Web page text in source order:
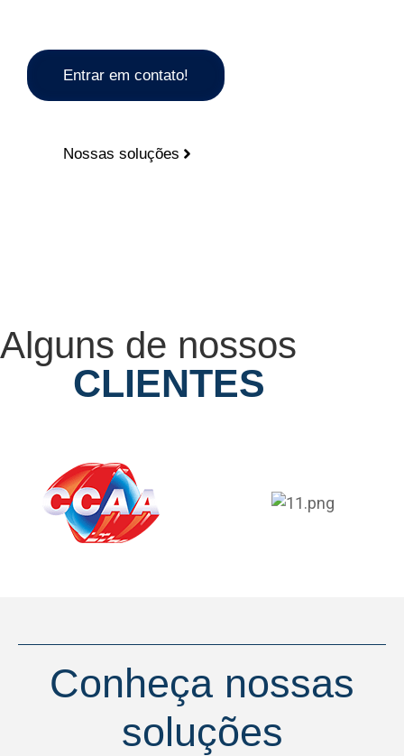
Entrar em contato!
Nossas soluções
Alguns de nossos
CLIENTES
Conheça nossas
soluções